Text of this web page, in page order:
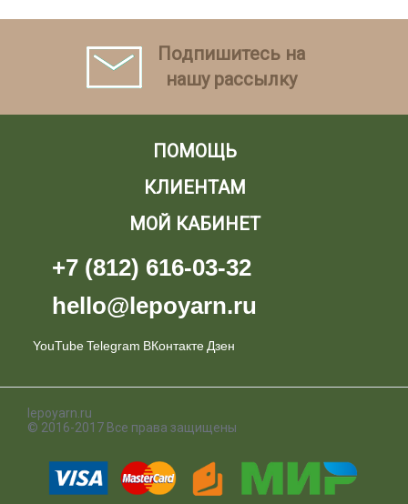
Подпишитесь на
нашу рассылку
ПОМОЩЬ
КЛИЕНТАМ
МОЙ КАБИНЕТ
+7 (812) 616-03-32
hello@lepoyarn.ru
YouTubeTelegram ВКонтактеДзен
lepoyarn.ru
© 2016-2017 Все права защищены